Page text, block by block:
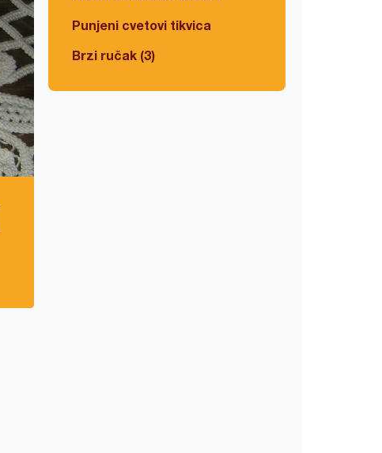
Punjeni cvetovi tikvica
Brzi ručak (3)